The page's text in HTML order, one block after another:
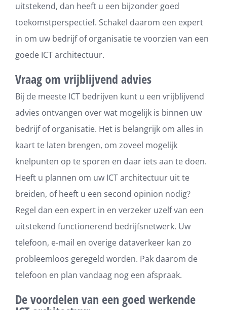
uitstekend, dan heeft u een bijzonder goed
toekomstperspectief. Schakel daarom een expert
in om uw bedrijf of organisatie te voorzien van een
goede ICT architectuur.
Vraag om vrijblijvend advies
Bij de meeste ICT bedrijven kunt u een vrijblijvend
advies ontvangen over wat mogelijk is binnen uw
bedrijf of organisatie. Het is belangrijk om alles in
kaart te laten brengen, om zoveel mogelijk
knelpunten op te sporen en daar iets aan te doen.
Heeft u plannen om uw ICT architectuur uit te
breiden, of heeft u een second opinion nodig?
Regel dan een expert in en verzeker uzelf van een
uitstekend functionerend bedrijfsnetwerk. Uw
telefoon, e-mail en overige dataverkeer kan zo
probleemloos geregeld worden. Pak daarom de
telefoon en plan vandaag nog een afspraak.
De voordelen van een goed werkende